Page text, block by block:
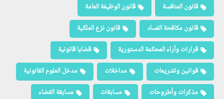
قانون المنافسة
قانون الوظيفة العامة
قانون مكافحة الفساد
قانون نزع الملكية
قرارات وآراء المحكمة الدستورية
قضايا قانونية
قوانين وتشريعات
مداخلات
مدخل العلوم القانونية
مذكرات وأطروحات
مسابقات
مسابقة القضاء